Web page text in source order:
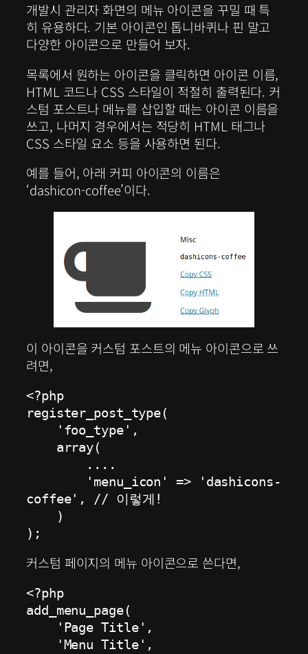
개발시 관리자 화면의 메뉴 아이콘을 꾸밀 때 특
히 유용하다. 기본 아이콘인 톱니바퀴나 핀 말고
다양한 아이콘으로 만들어 보자.
목록에서 원하는 아이콘을 클릭하면 아이콘 이름,
HTML 코드나 CSS 스타일이 적절히 출력된다. 커
스텀 포스트나 메뉴를 삽입할 때는 아이콘 이름을
쓰고, 나머지 경우에서는 적당히 HTML 태그나
CSS 스타일 요소 등을 사용하면 된다.
예를 들어, 아래 커피 아이콘의 이름은
‘dashicon-coffee’이다.
이 아이콘을 커스텀 포스트의 메뉴 아이콘으로 쓰
려면,
<?php
register_post_type(
coffee', // 이렇게!
);
커스텀 페이지의 메뉴 아이콘으로 쓴다면,
<?php
add_menu_page(